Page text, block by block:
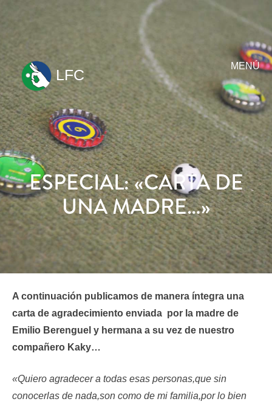
MENÚ
ir
al
contenido
LFC
ESPECIAL: «CARTA DE
UNA MADRE…»
A continuación publicamos de manera íntegra una
carta de agradecimiento enviada por la madre de
Emilio Berenguel y hermana a su vez de nuestro
compañero Kaky…
«Quiero agradecer a todas esas personas,que sin
conocerlas de nada,son como de mi familia,por lo bien